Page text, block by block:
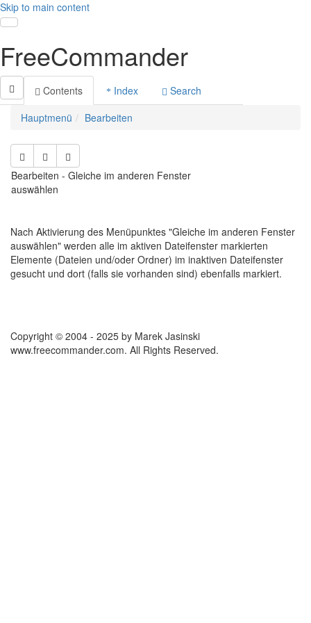
Skip to main content
Toggle navigation
FreeCommander
Contents Index
Search
Hauptmenü
Bearbeiten
Bearbeiten - Gleiche im anderen Fenster
auswählen
Nach Aktivierung des Menüpunktes "Gleiche im anderen Fenster
auswählen" werden alle im aktiven Dateifenster markierten
Elemente (Dateien und/oder Ordner) im inaktiven Dateifenster
gesucht und dort (falls sie vorhanden sind) ebenfalls markiert.
Copyright © 2004 - 2025 by Marek Jasinski
www.freecommander.com. All Rights Reserved.